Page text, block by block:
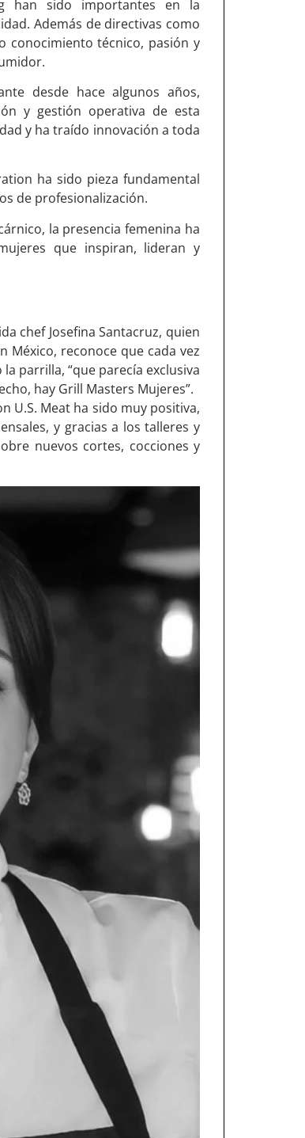
han sido importantes en la
Además de directivas como
conocimiento técnico, pasión y
desde hace algunos años,
y gestión operativa de esta
y ha traído innovación a toda
ha sido pieza fundamental
de profesionalización.
la presencia femenina ha
que inspiran, lideran y
chef Josefina Santacruz, quien
México, reconoce que cada vez
parrilla, “que parecía exclusiva
hay Grill Masters Mujeres”.
U.S. Meat ha sido muy positiva,
y gracias a los talleres y
nuevos cortes, cocciones y